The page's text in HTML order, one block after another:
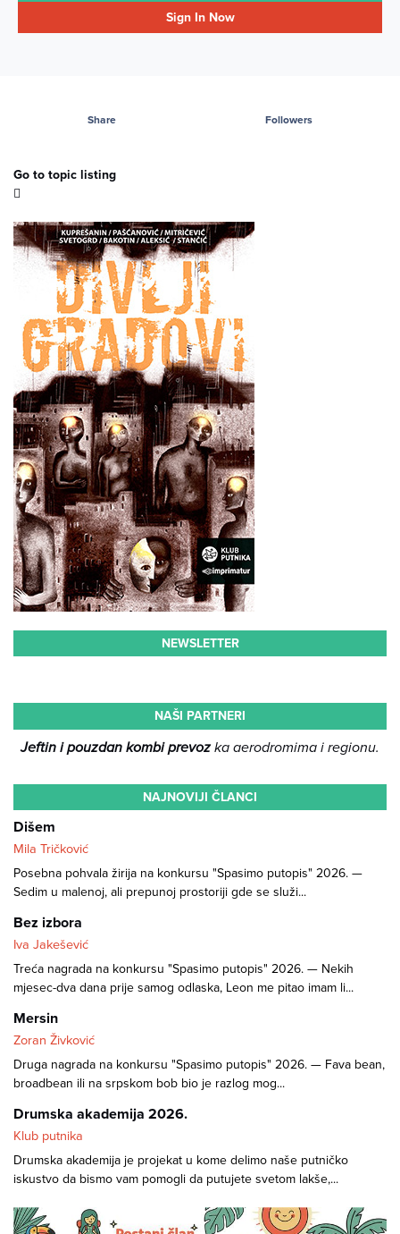
Sign In Now
Share Followers
Go to topic listing
NEWSLETTER
NAŠI PARTNERI
Jeftin i pouzdan kombi prevozka aerodromima i regionu.
NAJNOVIJI ČLANCI
Dišem
Mila Tričković
Posebna pohvala žirija na konkursu "Spasimo putopis" 2026. —
Sedim u malenoj, ali prepunoj prostoriji gde se služi...
Bez izbora
Iva Jakešević
Treća nagrada na konkursu "Spasimo putopis" 2026. — Nekih
mjesec-dva dana prije samog odlaska, Leon me pitao imam li...
Mersin
Zoran Živković
Druga nagrada na konkursu "Spasimo putopis" 2026. — Fava bean,
broadbean ili na srpskom bob bio je razlog mog...
Drumska akademija 2026.
Klub putnika
Drumska akademija je projekat u kome delimo naše putničko
iskustvo da bismo vam pomogli da putujete svetom lakše,...